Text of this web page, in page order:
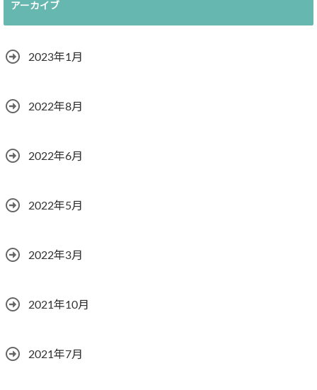
アーカイブ
2023年1月
2022年8月
2022年6月
2022年5月
2022年3月
2021年10月
2021年7月